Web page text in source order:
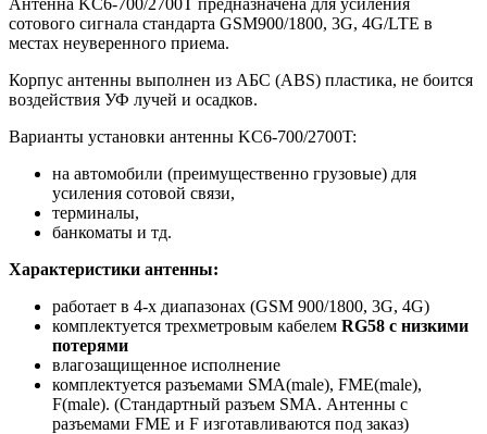
сотового сигнала стандарта GSM900/1800, 3G, 4G/LTE в
местах неуверенного приема.
Корпус антенны выполнен из АБС (ABS) пластика, не боится
воздействия УФ лучей и осадков.
Варианты установки антенны KC6-700/2700T:
на автомобили (преимущественно грузовые) для
усиления сотовой связи,
терминалы,
банкоматы и тд.
Характеристики антенны:
работает в 4-х диапазонах (GSM 900/1800, 3G, 4G)
комплектуется трехметровым кабелем RG58 с низкими
потерями
влагозащищенное исполнение
комплектуется разъемами SMA(male), FME(male),
F(male). (Стандартный разъем SMA. Антенны с
разъемами FME и F изготавливаются под заказ)